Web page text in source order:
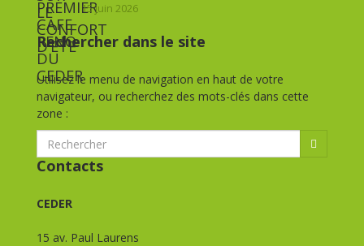
15 juin 2026
Rechercher dans le site
Utilisez le menu de navigation en haut de votre
navigateur, ou recherchez des mots-clés dans cette
zone :
Contacts
CEDER
15 av. Paul Laurens